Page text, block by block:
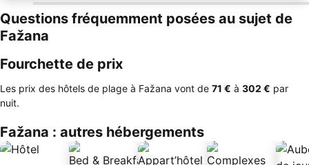
Questions fréquemment posées au sujet de
Fažana
Fourchette de prix
Les prix des hôtels de plage à Fažana vont de ‎71 € à ‎302 € par
nuit.
Fažana : autres hébergements